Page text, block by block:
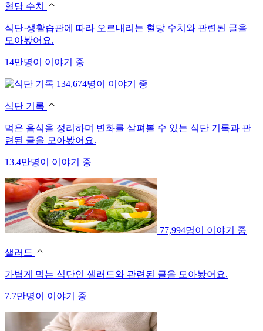
혈당 수치
식단·생활습관에 따라 오르내리는 혈당 수치와 관련된 글을
모아봤어요.
14만명이 이야기 중
134,674명이 이야기 중
식단 기록
먹은 음식을 정리하며 변화를 살펴볼 수 있는 식단 기록과 관
련된 글을 모아봤어요.
13.4만명이 이야기 중
77,994명이 이야기 중
샐러드
가볍게 먹는 식단인 샐러드와 관련된 글을 모아봤어요.
7.7만명이 이야기 중